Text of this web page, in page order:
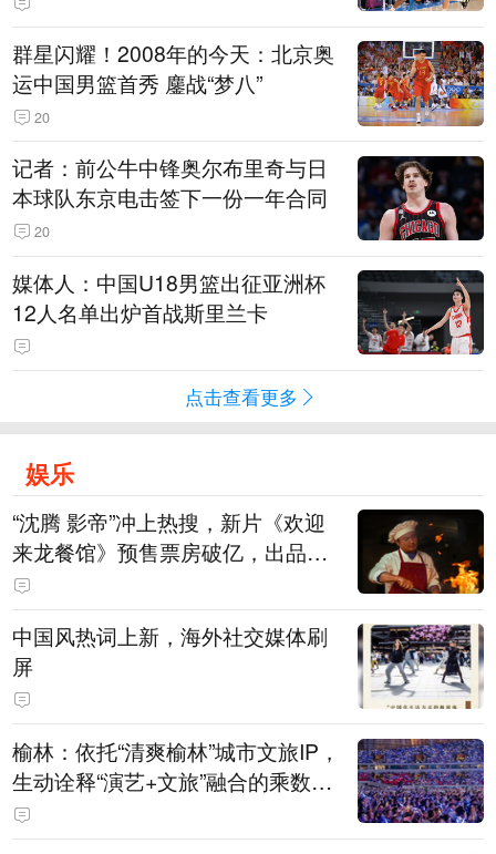
群星闪耀！2008年的今天：北京奥
运中国男篮首秀 鏖战“梦八”
20
记者：前公牛中锋奥尔布里奇与日
本球队东京电击签下一份一年合同
20
媒体人：中国U18男篮出征亚洲杯
12人名单出炉首战斯里兰卡
点击查看更多
娱乐
“沈腾 影帝”冲上热搜，新片《欢迎
来龙餐馆》预售票房破亿，出品方
股价大涨！沈腾主演电影票房已破4
15亿元
中国风热词上新，海外社交媒体刷
屏
榆林：依托“清爽榆林”城市文旅IP，
生动诠释“演艺+文旅”融合的乘数效
应